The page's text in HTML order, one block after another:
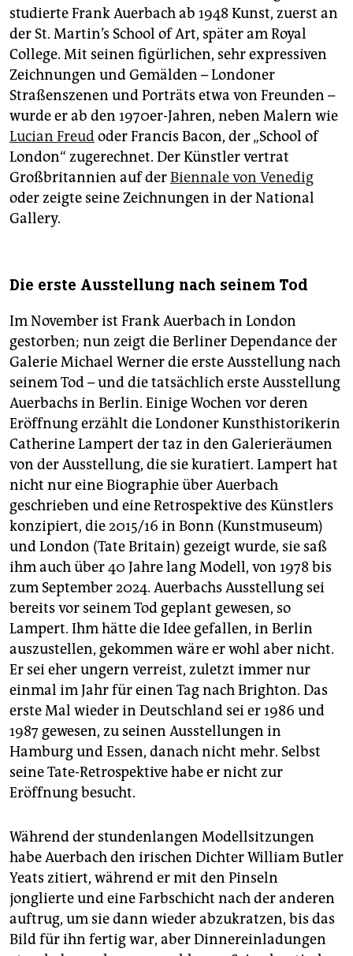
studierte Frank Auerbach ab 1948 Kunst, zuerst an
der St. Martin’s School of Art, später am Royal
College. Mit seinen figürlichen, sehr expressiven
Zeichnungen und Gemälden – Londoner
Straßenszenen und Porträts etwa von Freunden –
wurde er ab den 1970er-Jahren, neben Malern wie
Lucian Freudoder Francis Bacon, der „School of
London“ zugerechnet. Der Künstler vertrat
Großbritannien auf derBiennale von Venedig
oder zeigte seine Zeichnungen in der National
Gallery.
Die erste Ausstellung nach seinem Tod
Im November ist Frank Auerbach in London
gestorben; nun zeigt die Berliner Dependance der
Galerie Michael Werner die erste Ausstellung nach
seinem Tod – und die tatsächlich erste Ausstellung
Auerbachs in Berlin. Einige Wochen vor deren
Eröffnung erzählt die Londoner Kunsthistorikerin
Catherine Lampert der taz in den Galerieräumen
von der Ausstellung, die sie kuratiert. Lampert hat
nicht nur eine Biographie über Auerbach
geschrieben und eine Retrospektive des Künstlers
konzipiert, die 2015/16 in Bonn (Kunstmuseum)
und London (Tate Britain) gezeigt wurde, sie saß
ihm auch über 40 Jahre lang Modell, von 1978 bis
zum September 2024. Auerbachs Ausstellung sei
bereits vor seinem Tod geplant gewesen, so
Lampert. Ihm hätte die Idee gefallen, in Berlin
auszustellen, gekommen wäre er wohl aber nicht.
Er sei eher ungern verreist, zuletzt immer nur
einmal im Jahr für einen Tag nach Brighton. Das
erste Mal wieder in Deutschland sei er 1986 und
1987 gewesen, zu seinen Ausstellungen in
Hamburg und Essen, danach nicht mehr. Selbst
seine Tate-Retrospektive habe er nicht zur
Eröffnung besucht.
Während der stundenlangen Modellsitzungen
habe Auerbach den irischen Dichter William Butler
Yeats zitiert, während er mit den Pinseln
jonglierte und eine Farbschicht nach der anderen
auftrug, um sie dann wieder abzukratzen, bis das
Bild für ihn fertig war, aber Dinnereinladungen